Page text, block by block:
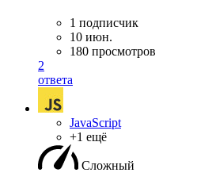
1 подписчик
10 июн.
180 просмотров
2
ответа
JavaScript
+1 ещё
Сложный